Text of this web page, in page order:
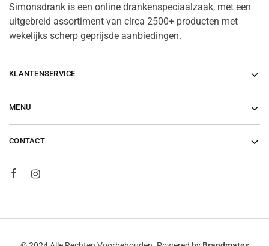
Simonsdrank is een online drankenspeciaalzaak, met een
uitgebreid assortiment van circa 2500+ producten met
wekelijks scherp geprijsde aanbiedingen.
KLANTENSERVICE
MENU
CONTACT